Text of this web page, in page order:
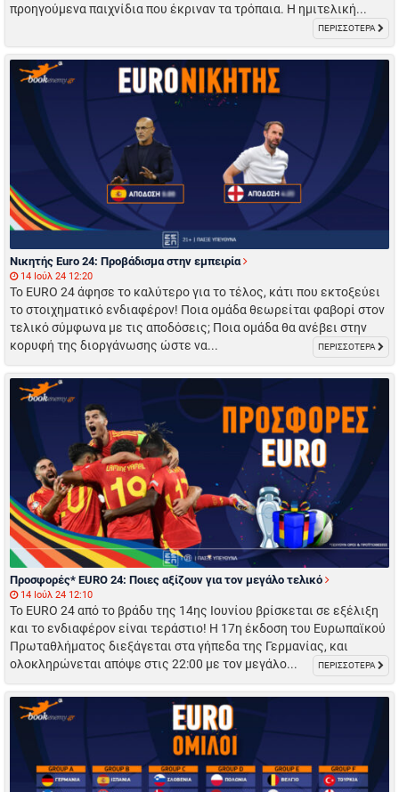
προηγούμενα παιχνίδια που έκριναν τα τρόπαια. Η ημιτελική...
ΠΕΡΙΣΣΟΤΕΡΑ
Νικητής Euro 24: Προβάδισμα στην εμπειρία
14 Ιούλ 24 12:20
To EURO 24 άφησε το καλύτερο για το τέλος, κάτι που εκτοξεύει
το στοιχηματικό ενδιαφέρον! Ποια ομάδα θεωρείται φαβορί στον
τελικό σύμφωνα με τις αποδόσεις; Ποια ομάδα θα ανέβει στην
κορυφή της διοργάνωσης ώστε να...
ΠΕΡΙΣΣΟΤΕΡΑ
Προσφορές* EURO 24: Ποιες αξίζουν για τον μεγάλο τελικό
14 Ιούλ 24 12:10
Το EURO 24 από το βράδυ της 14ης Ιουνίου βρίσκεται σε εξέλιξη
και το ενδιαφέρον είναι τεράστιο! Η 17η έκδοση του Ευρωπαϊκού
Πρωταθλήματος διεξάγεται στα γήπεδα της Γερμανίας, και
ολοκληρώνεται απόψε στις 22:00 με τον μεγάλο...
ΠΕΡΙΣΣΟΤΕΡΑ